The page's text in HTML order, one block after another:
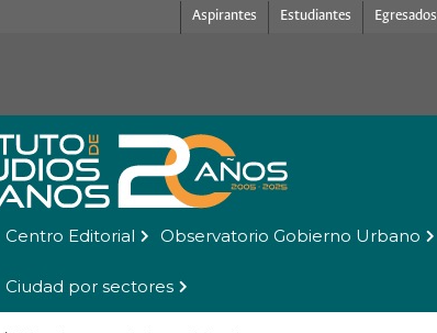
Aspirantes Estudiantes Egresados
Centro Editorial Observatorio Gobierno Urbano
Ciudad por sectores